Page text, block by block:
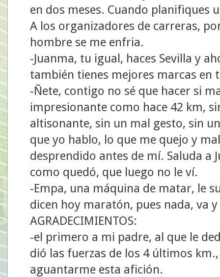
en dos meses. Cuando planifiques
A los organizadores de carreras,
hombre se me enfria.
-Juanma, tu igual, haces Sevilla y
también tienes mejores marcas en
-Ñete, contigo no sé que hacer si
impresionante como hace 42 km,
altisonante, sin un mal gesto, sin
que yo hablo, lo que me quejo y
desprendido antes de mí. Saluda a
como quedó, que luego no le ví.
-Empa, una máquina de matar, le
dicen hoy maratón, pues nada, va
AGRADECIMIENTOS:
-el primero a mi padre, al que le
dió las fuerzas de los 4 últimos
aguantarme esta afición.